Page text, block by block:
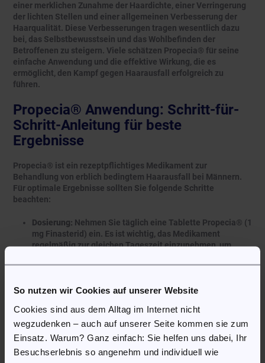
So nutzen wir Cookies auf unserer Website
Cookies sind aus dem Alltag im Internet nicht
wegzudenken – auch auf unserer Seite kommen sie zum
Einsatz. Warum? Ganz einfach: Sie helfen uns dabei, Ihr
Besuchserlebnis so angenehm und individuell wie
einer merklichen Zunahme der Haardichte, einer Verringerung
der lichten Stellen und einer allgemeinen Verbesserung der
Haarqualität. Diese Verbesserungen tragen wesentlich dazu
bei, das Selbstbewusstsein und das Wohlbefinden der
Betroffenen zu steigern. Viele schätzen Propecia® für seine
einfache Anwendung und die effektive Wirkung, die es
ermöglicht, den Kampf gegen Haarausfall erfolgreich zu
führen.
Propecia® Anwendung: Schritt-für-
Schritt-Anleitung für beste
Ergebnisse
Propecia® ist ein rezeptpflichtiges Medikament zur
Behandlung von erblich bedingtem Haarausfall bei Männern.
Für optimale Ergebnisse sollten Sie folgende Schritte
beachten:
Dosierung: Nehmen Sie täglich eine Tablette Propecia® (1
mg Finasterid) ein. Es ist wichtig, das Medikament
regelmäßig zur gleichen Tageszeit einzunehmen, um
erhalten.
Geduld und Beständigkeit. Es kann mehrere Monate
sind. Unterbrechen Sie die Einnahme nicht, da dies zu
einem erneuten Haarausfall führen kann.
Beobachtung: Überwachen Sie Ihre Fortschritte und
dokumentieren Sie Veränderungen in der Haardichte und
im Haarwachstum. Dies kann helfen, die Wirksamkeit der